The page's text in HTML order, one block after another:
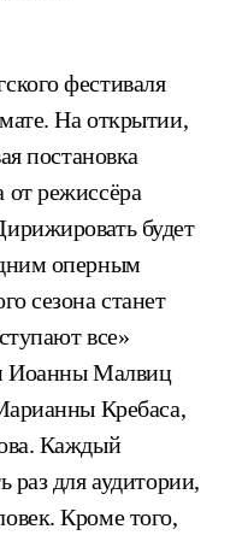
фестиваля
На открытии,
постановка
режиссёра
будет
оперным
сезона станет
все»
Иоанны Малвиц
Кребаса,
Каждый
раз для аудитории,
Кроме того,